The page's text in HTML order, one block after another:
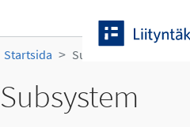
Startsida Subsystem
Subsystem